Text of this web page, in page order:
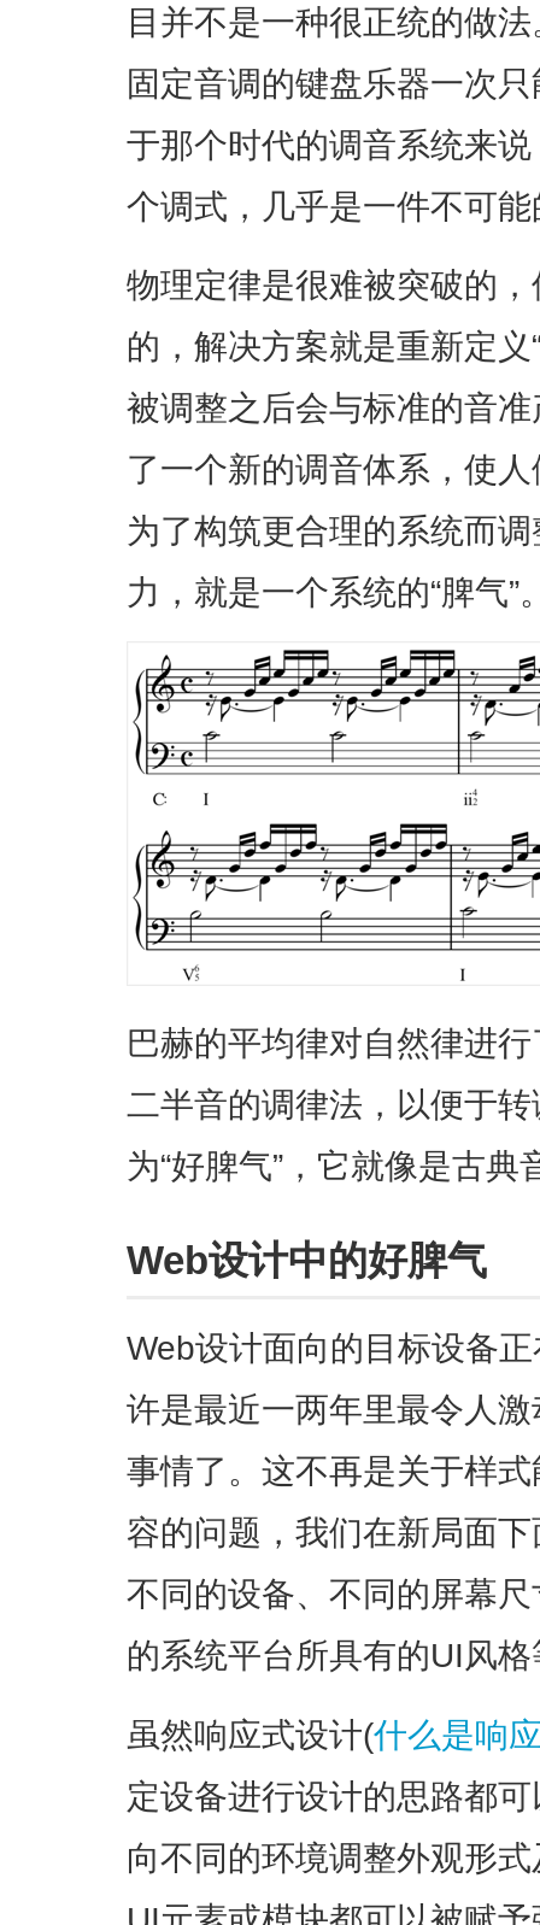
目并不是一种很正统的做
固定音调的键盘乐器一次
于那个时代的调音系统来
个调式，几乎是一件不可
物理定律是很难被突破的
的，解决方案就是重新定
被调整之后会与标准的音
了一个新的调音体系，使
为了构筑更合理的系统而
力，就是一个系统的“脾气”
巴赫的平均律对自然律进
二半音的调律法，以便于
为“好脾气”，它就像是古
Web设计中的好脾气
Web设计面向的目标设备
许是最近一两年里最令人
事情了。这不再是关于样
容的问题，我们在新局面
不同的设备、不同的屏幕
的系统平台所具有的UI风
虽然响应式设计(什么是响
定设备进行设计的思路都
向不同的环境调整外观形